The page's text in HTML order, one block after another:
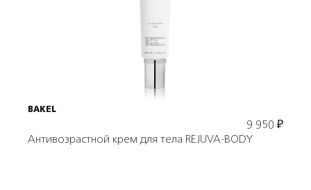
В корзину
BAKEL
9 950 ₽
Антивозрастной крем для тела REJUVA-BODY